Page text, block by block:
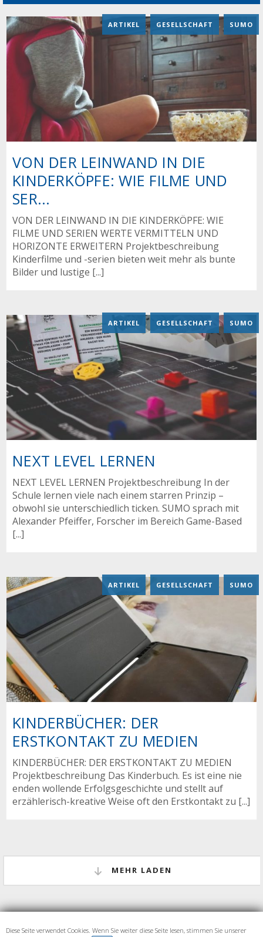
VON DER LEINWAND IN DIE
KINDERKÖPFE: WIE FILME UND
SER...
ARTIKEL , GESELLSCHAFT , SUMO
VON DER LEINWAND IN DIE KINDERKÖPFE: WIE
FILME UND SERIEN WERTE VERMITTELN UND
HORIZONTE ERWEITERN Projektbeschreibung
Kinderfilme und -serien bieten weit mehr als bunte
Bilder und lustige [...]
NEXT LEVEL LERNEN
ARTIKEL , GESELLSCHAFT , SUMO
NEXT LEVEL LERNEN Projektbeschreibung In der
Schule lernen viele nach einem starren Prinzip –
obwohl sie unterschiedlich ticken. SUMO sprach mit
Alexander Pfeiffer, Forscher im Bereich Game-Based
[...]
KINDERBÜCHER: DER
ERSTKONTAKT ZU MEDIEN
ARTIKEL , GESELLSCHAFT , SUMO
KINDERBÜCHER: DER ERSTKONTAKT ZU MEDIEN
Projektbeschreibung Das Kinderbuch. Es ist eine nie
enden wollende Erfolgsgeschichte und stellt auf
erzählerisch-kreative Weise oft den Erstkontakt zu [...]
MEHR LADEN
Diese Seite verwendet Cookies. Wenn Sie weiter diese Seite lesen, stimmen Sie unserer